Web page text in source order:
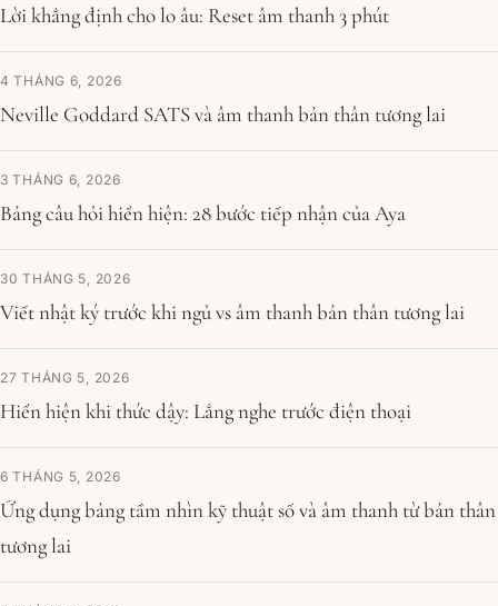
Lời khẳng định cho lo âu: Reset âm thanh 3 phút
4 THÁNG 6, 2026
Neville Goddard SATS và âm thanh bản thân tương lai
3 THÁNG 6, 2026
Bảng câu hỏi hiển hiện: 28 bước tiếp nhận của Aya
30 THÁNG 5, 2026
Viết nhật ký trước khi ngủ vs âm thanh bản thân tương lai
27 THÁNG 5, 2026
Hiển hiện khi thức dậy: Lắng nghe trước điện thoại
6 THÁNG 5, 2026
Ứng dụng bảng tầm nhìn kỹ thuật số và âm thanh từ bản thân
tương lai